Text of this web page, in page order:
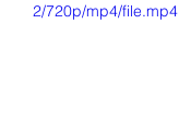
2/720p/mp4/file.mp4